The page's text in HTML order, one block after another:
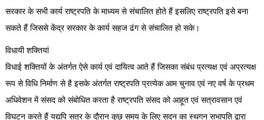
सरकार के सभी कार्य राष्ट्रपति के माध्यम से संचालित होते हैं इसलिए राष्ट्रपति इसे बना
सकते हैं जिससे केंद्र सरकार के कार्य सहज ढंग से संचालित हो सके।
विधायी शक्तियां
विधाई शक्तियों के अंतर्गत ऐसे कार्य एवं दायित्व आते हैं जिसका संबंध प्रत्यक्ष एवं अप्रत्यक्ष
रूप से विधि निर्माण से है इसके अंतर्गत राष्ट्रपति प्रत्येक आम चुनाव एवं नए वर्ष के प्रथम
अधिवेशन में संसद को संबोधित करता है राष्ट्रपति संसद को आहूत एवं सत्रावसान एवं
विघटन करते हैं यद्यपि सत्र के दौरान कुछ समय के लिए सदन का स्थगन सभापति द्वारा